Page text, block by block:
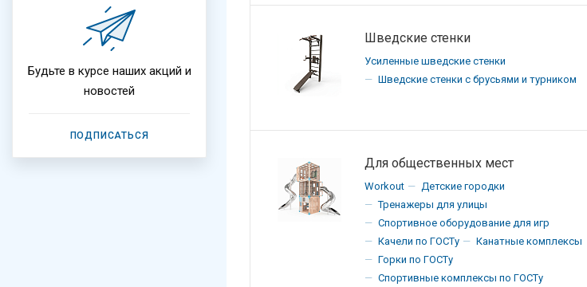
Шведские стенки
Усиленные шведские стенки
Шведские стенки с брусьями и турником
Для общественных мест
Workout
Детские городки
Тренажеры для улицы
Спортивное оборудование для игр
Качели по ГОСТу
Канатные комплексы
Горки по ГОСТу
Спортивные комплексы по ГОСТу
Будьте в курсе наших акций и
новостей
ПОДПИСАТЬСЯ